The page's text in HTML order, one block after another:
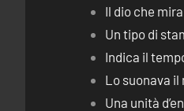
Il dio che
Un tipo di
Indica il
Lo suonava
Una unità